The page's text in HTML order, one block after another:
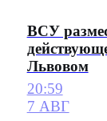
ВСУ
Львовом
20:59
7 АВГ